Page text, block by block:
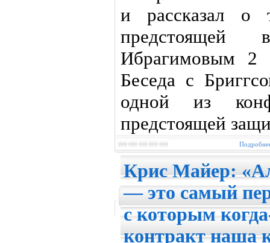
и рассказал
предстоящей
Ибрагимовым 2
Беседа с
одной из
предстоящей
Крис Майер:
— это самый
с которым
контракт наша